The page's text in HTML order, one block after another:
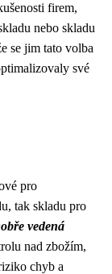
firem,
nebo skladu
se jim tato volba
své
pro
tak skladu pro
vedená
nad zbožím,
chyb a